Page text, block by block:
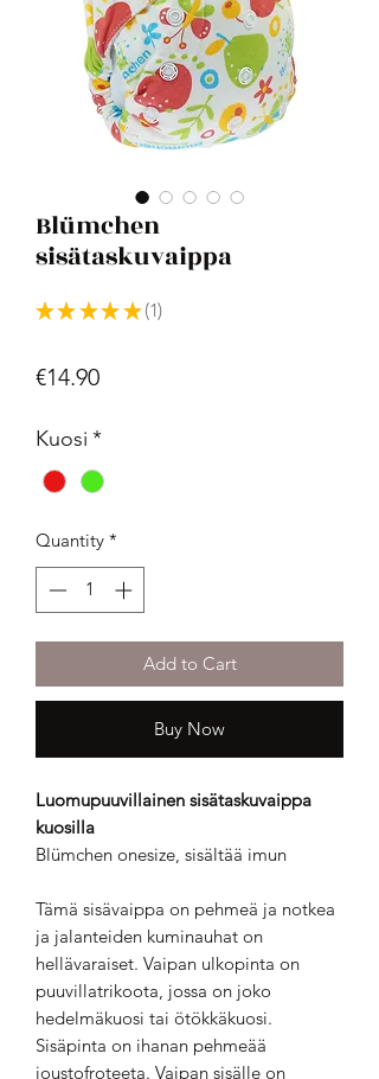
Blümchen
sisätaskuvaippa
★ ★ ★ ★ ★ 1
1
€14.90Price
Kuosi *
Quantity *
Add to Cart
Buy Now
Luomupuuvillainen sisätaskuvaippa
kuosilla
Blümchen onesize, sisältää imun
Tämä sisävaippa on pehmeä ja notkea
ja jalanteiden kuminauhat on
hellävaraiset. Vaipan ulkopinta on
puuvillatrikoota, jossa on joko
hedelmäkuosi tai ötökkäkuosi.
Sisäpinta on ihanan pehmeää
joustofroteeta. Vaipan sisälle on